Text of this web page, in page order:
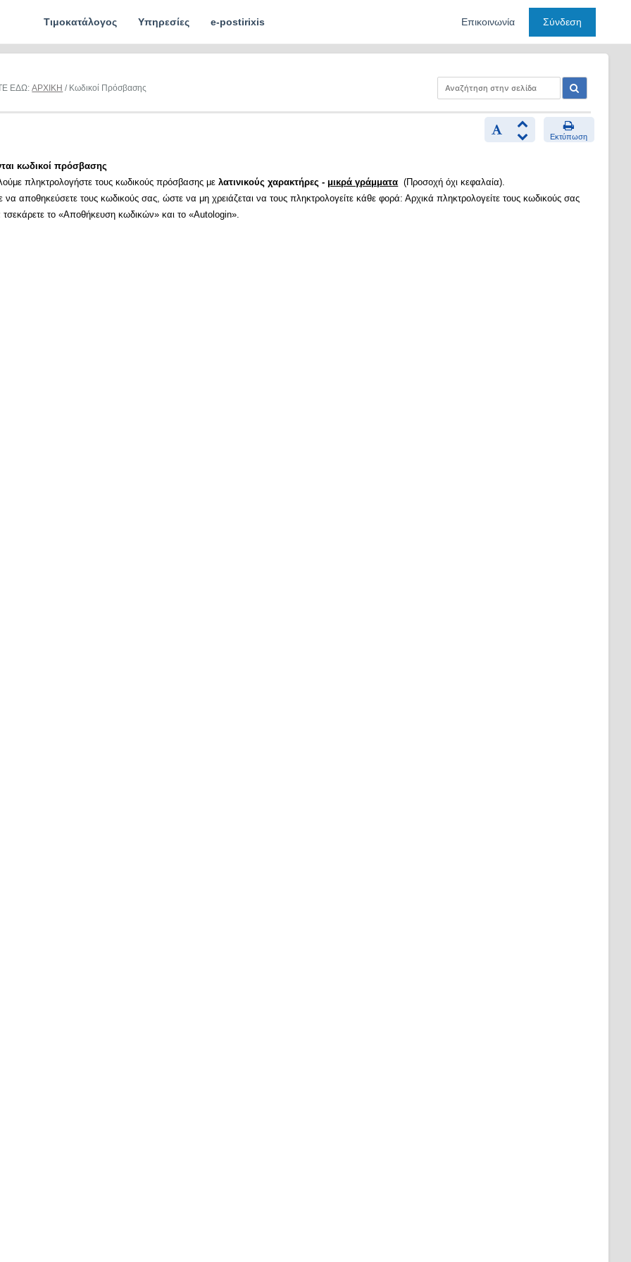
Τιμοκατάλογος Υπηρεσίες e-postirixis Επικοινωνία Σύνδεση
ΕΔΩ:ΑΡΧΙΚΗ / Κωδικοί Πρόσβασης
Εκτύπωση
κωδικοί πρόσβασης
πληκτρολογήστε τους κωδικούς πρόσβασης μελατινικούς χαρακτήρες - μικρά γράμματα (Προσοχή όχι κεφαλαία).
να αποθηκεύσετε τους κωδικούς σας, ώστε να μη χρειάζεται να τους πληκτρολογείτε κάθε φορά: Αρχικά πληκτρολογείτε τους κωδικούς σας
τσεκάρετε το «Αποθήκευση κωδικών» και το «Autologin».